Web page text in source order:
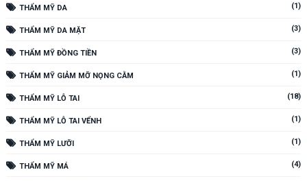
THẨM MỸ DA (1)
THẨM MỸ DA MẶT (3)
THẨM MỸ ĐỒNG TIỀN (3)
THẨM MỸ GIẢM MỠ NỌNG CẰM (1)
THẨM MỸ LỖ TAI (18)
THẨM MỸ LỖ TAI VỂNH (1)
THẨM MỸ LƯỠI (1)
THẨM MỸ MÁ (4)